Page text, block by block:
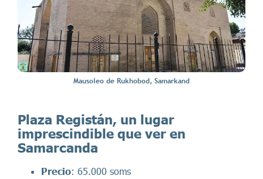
Mausoleo de Rukhobod, Samarkand
Plaza Registán, un lugar
imprescindible que ver en
Samarcanda
Precio: 65.000 soms